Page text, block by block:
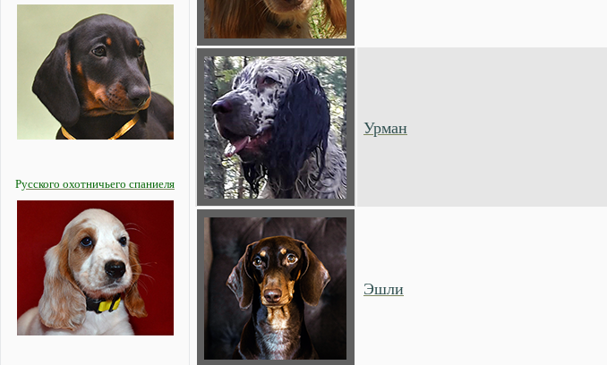
Русского охотничьего спаниеля
Урман
Эшли